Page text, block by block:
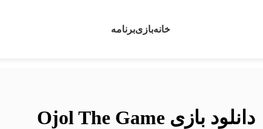
خانهبازیبرنامه
دانلود بازی Ojol The Game